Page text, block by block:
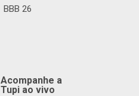
BBB 26
Acompanhe a
Tupi ao vivo